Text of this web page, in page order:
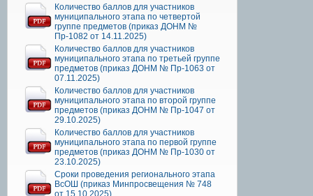
Количество баллов для участников
муниципального этапа по четвертой
группе предметов (приказ ДОНМ №
Пр-1082 от 14.11.2025)
Количество баллов для участников
муниципального этапа по третьей группе
предметов (приказ ДОНМ № Пр-1063 от
07.11.2025)
Количество баллов для участников
муниципального этапа по второй группе
предметов (приказ ДОНМ № Пр-1047 от
29.10.2025)
Количество баллов для участников
муниципального этапа по первой группе
предметов (приказ ДОНМ № Пр-1030 от
23.10.2025)
Сроки проведения регионального этапа
ВсОШ (приказ Минпросвещения № 748
от 15.10.2025)